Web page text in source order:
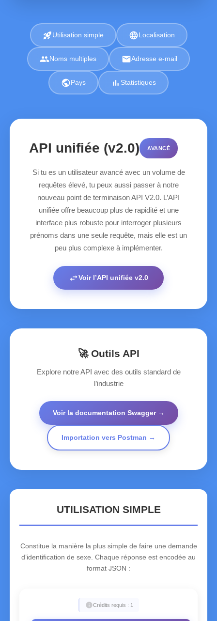
rocket_launchUtilisation simple languageLocalisation
groupNoms multiples emailAdresse e-mail
publicPays bar_chart Statistiques
API unifiée (v2.0) AVANCÉ
Si tu es un utilisateur avancé avec un volume de
requêtes élevé, tu peux aussi passer à notre
nouveau point de terminaison API V2.0. L’API
unifiée offre beaucoup plus de rapidité et une
interface plus robuste pour interroger plusieurs
prénoms dans une seule requête, mais elle est un
peu plus complexe à implémenter.
swap_horizVoir l’API unifiée v2.0
🚀 Outils API
Explore notre API avec des outils standard de
l’industrie
Voir la documentation Swagger →
Importation vers Postman →
UTILISATION SIMPLE
Constitue la manière la plus simple de faire une demande
d’identification de sexe. Chaque réponse est encodée au
format JSON :
infoCrédits requis : 1